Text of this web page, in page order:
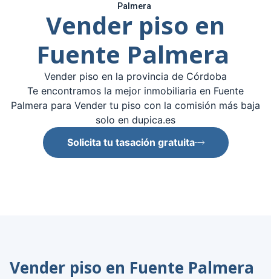
Palmera
Vender piso en
Fuente Palmera
Vender piso en la provincia de Córdoba
Te encontramos la mejor inmobiliaria en Fuente
Palmera para Vender tu piso con la comisión más baja
solo en dupica.es
Solicita tu tasación gratuita
Vender piso en Fuente Palmera